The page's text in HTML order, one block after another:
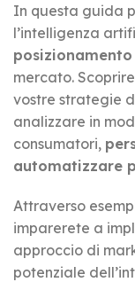
In questa guida
l’intelligenza
mercato.
vostre strategie
analizzare in
consumatori,
automatizzare
Attraverso
imparerete a
approccio di
potenziale